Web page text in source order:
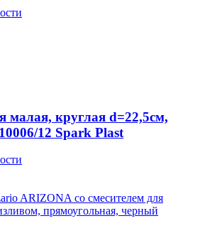
малая, круглая d=22,5см,
12 Spark Plast